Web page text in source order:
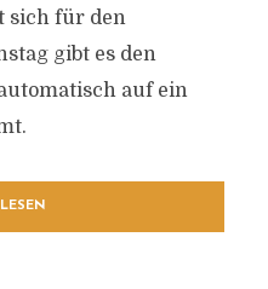
sich für den
gibt es den
auf ein